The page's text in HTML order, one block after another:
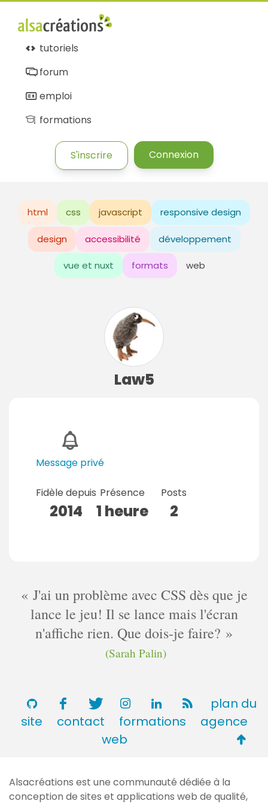
tutoriels
forum
emploi
formations
S'inscrire Connexion
html css javascript responsive design
design accessibilité développement
vue et nuxt formats web
Law5
Message privé
Fidèle depuis
2014
Présence
1 heure
Posts
2
J'ai un problème avec CSS dès que je
lance le jeu! Il se lance mais l'écran
n'affiche rien. Que dois-je faire?
(Sarah Palin)
plan du
site
contact formations
agence
web
de
Alsacréations est une communauté dédiée à la
conception de sites et applications web de qualité,